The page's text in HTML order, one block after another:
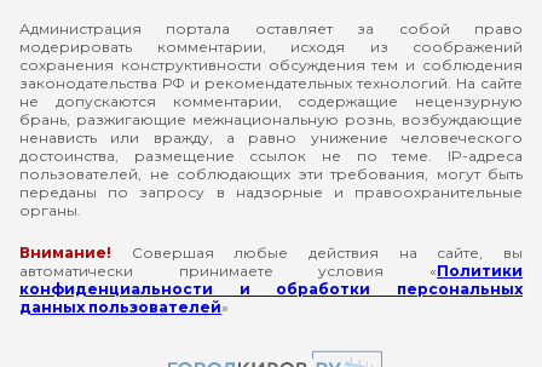
Администрация портала оставляет за собой право
модерировать комментарии, исходя из соображений
сохранения конструктивности обсуждения тем и соблюдения
законодательства РФ и рекомендательных технологий. На сайте
не допускаются комментарии, содержащие нецензурную
брань, разжигающие межнациональную рознь, возбуждающие
ненависть или вражду, а равно унижение человеческого
достоинства, размещение ссылок не по теме. IP-адреса
пользователей, не соблюдающих эти требования, могут быть
переданы по запросу в надзорные и правоохранительные
органы.
Внимание! Совершая любые действия на сайте, вы
автоматически принимаете условия «Политики
конфиденциальности и обработки персональных
данных пользователей»